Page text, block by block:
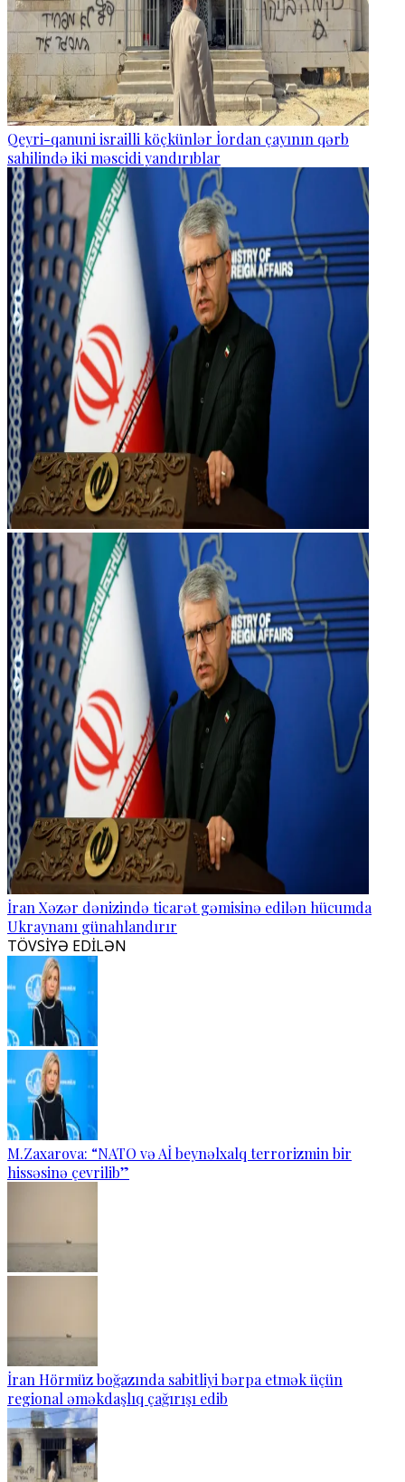
Qeyri-qanuni israilli köçkünlər İordan çayının qərb
sahilində iki məscidi yandırıblar
İran Xəzər dənizində ticarət gəmisinə edilən hücumda
Ukraynanı günahlandırır
TÖVSİYƏ EDİLƏN
M.Zaxarova: “NATO və Aİ beynəlxalq terrorizmin bir
hissəsinə çevrilib”
İran Hörmüz boğazında sabitliyi bərpa etmək üçün
regional əməkdaşlıq çağırışı edib